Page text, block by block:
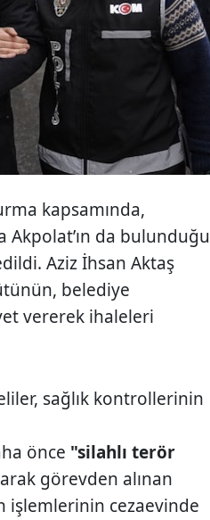
kapsamında,
Akpolat’ın da bulunduğu
Aziz İhsan Aktaş
belediye
vererek ihaleleri
sağlık kontrollerinin
önce "silahlı terör
görevden alınan
işlemlerinin cezaevinde